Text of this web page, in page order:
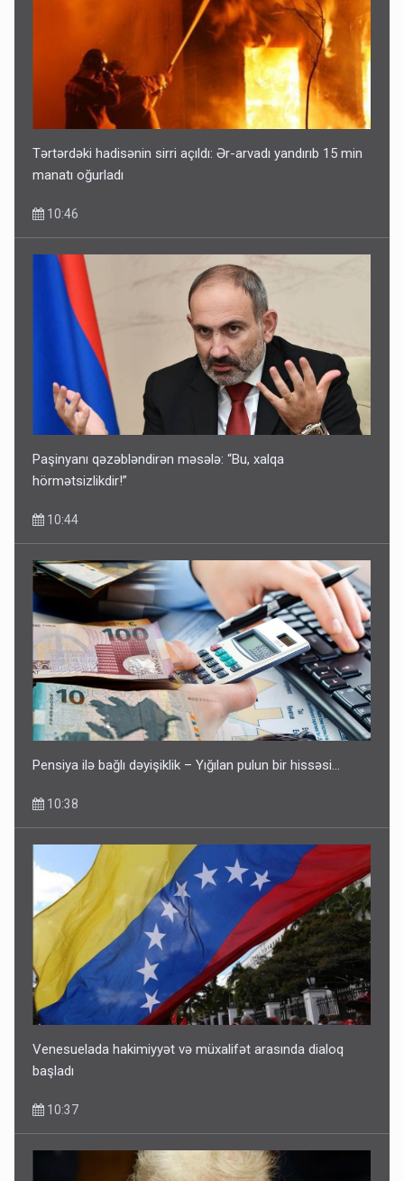
Tərtərdəki hadisənin sirri açıldı: Ər-arvadı yandırıb 15 min
manatı oğurladı
10:46
Paşinyanı qəzəbləndirən məsələ: “Bu, xalqa
hörmətsizlikdir!”
10:44
Pensiya ilə bağlı dəyişiklik – Yığılan pulun bir hissəsi…
10:38
Venesuelada hakimiyyət və müxalifət arasında dialoq
başladı
10:37